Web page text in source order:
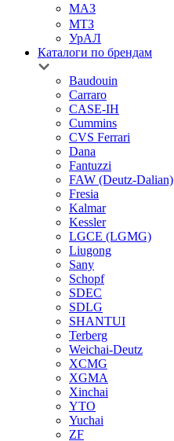
МАЗ
МТЗ
УрАЛ
Каталоги по брендам
Baudouin
Carraro
CASE-IH
Cummins
CVS Ferrari
Dana
Fantuzzi
FAW (Deutz-Dalian)
Fresia
Kalmar
Kessler
LGCE (LGMG)
Liugong
Sany
Schopf
SDEC
SDLG
SHANTUI
Terberg
Weichai-Deutz
XCMG
XGMA
Xinchai
YTO
Yuchai
ZF